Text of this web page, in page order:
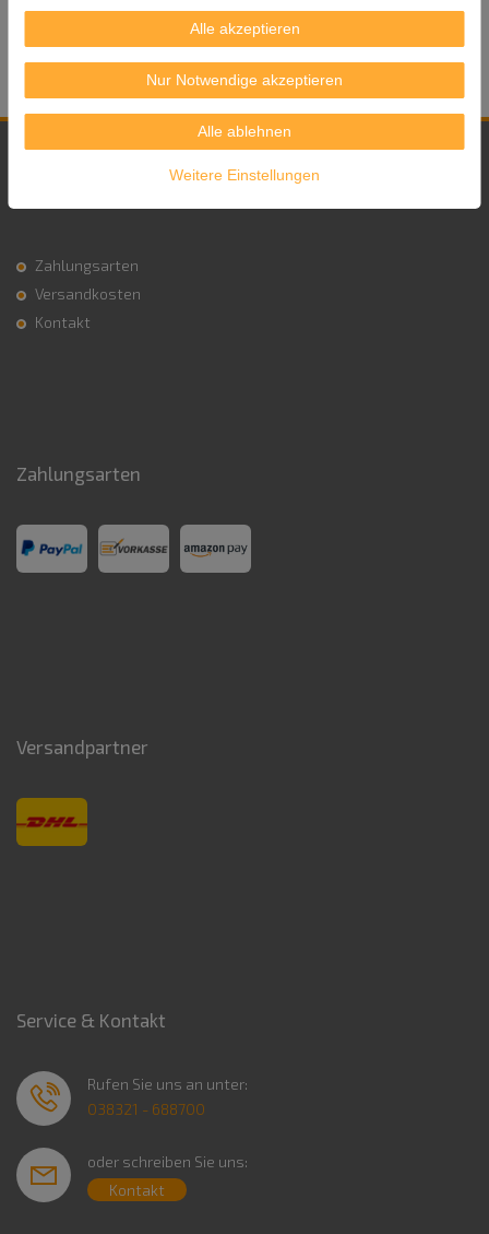
Zahlungsarten
Versandkosten
Kontakt
Zahlungsarten
Versandpartner
Service & Kontakt
Rufen Sie uns an unter:
038321 - 688700
oder schreiben Sie uns:
Kontakt
Alle akzeptieren
Nur Notwendige akzeptieren
Alle ablehnen
Weitere Einstellungen